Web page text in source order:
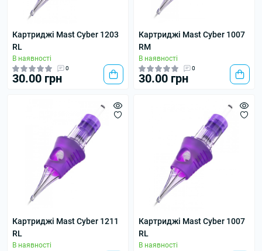
Картриджі Mast Cyber 1203
RL
В наявності
0
30.00 грн
Картриджі Mast Cyber 1007
RM
В наявності
0
30.00 грн
Картриджі Mast Cyber 1211
RL
В наявності
Картриджі Mast Cyber 1007
RL
В наявності